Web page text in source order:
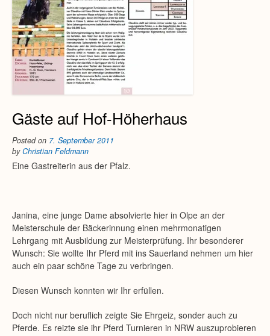
Gäste auf Hof-Höherhaus
Posted on 7. September 2011
byChristian Feldmann
Eine Gastreiterin aus der Pfalz.
Janina, eine junge Dame absolvierte hier in Olpe an der
Meisterschule der Bäckerinnung einen mehrmonatigen
Lehrgang mit Ausbildung zur Meisterprüfung. Ihr besonderer
Wunsch: Sie wollte Ihr Pferd mit ins Sauerland nehmen um hier
auch ein paar schöne Tage zu verbringen.
Diesen Wunsch konnten wir Ihr erfüllen.
Doch nicht nur beruflich zeigte Sie Ehrgeiz, sonder auch zu
Pferde. Es reizte sie ihr Pferd Turnieren in NRW auszuprobieren